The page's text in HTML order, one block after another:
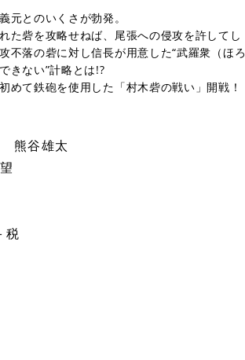
元とのいくさが勃発。
た砦を攻略せねば、尾張への侵攻を許してし
不落の砦に対し信長が用意した“武羅衆（ほろ
きない”計略とは!?
めて鉄砲を使用した「村木砦の戦い」開戦！
熊谷雄太
税